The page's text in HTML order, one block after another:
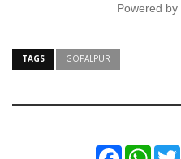
Powered by
TAGS GOPALPUR
Facebook